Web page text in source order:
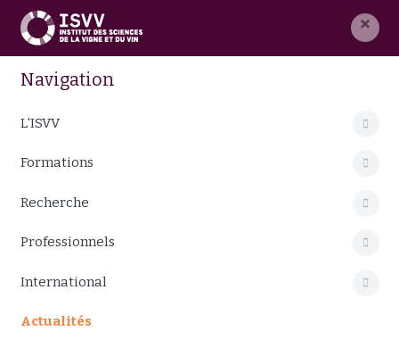
×
Navigation
L'ISVV
Formations
Recherche
Professionnels
International
Actualités